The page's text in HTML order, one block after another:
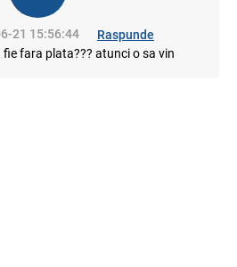
21 15:56:44
Raspunde
fara plata??? atunci o sa vin